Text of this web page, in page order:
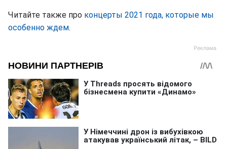
Читайте также про концерты 2021 года, которые мы
особенно ждем.